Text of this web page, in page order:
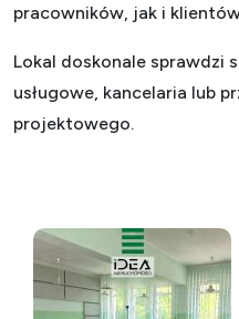
pracowników, jak i
Lokal doskonale sprawdzi
usługowe, kancelaria lub
projektowego.